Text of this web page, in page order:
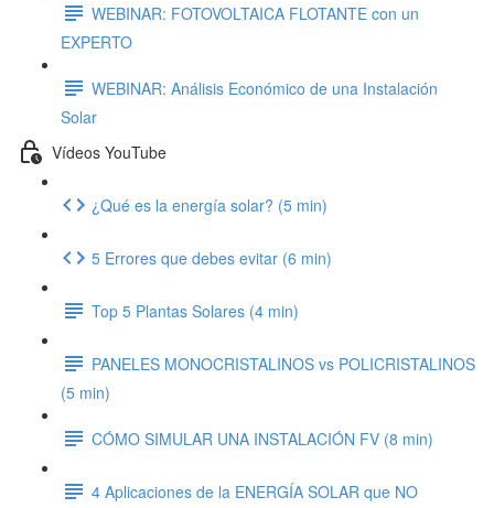
WEBINAR: FOTOVOLTAICA FLOTANTE con un
EXPERTO
WEBINAR: Análisis Económico de una Instalación
Solar
Vídeos YouTube
¿Qué es la energía solar? (5 min)
5 Errores que debes evitar (6 min)
Top 5 Plantas Solares (4 min)
PANELES MONOCRISTALINOS vs POLICRISTALINOS
(5 min)
CÓMO SIMULAR UNA INSTALACIÓN FV (8 min)
4 Aplicaciones de la ENERGÍA SOLAR que NO